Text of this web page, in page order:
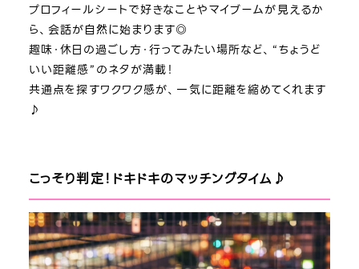
プロフィールシートで好きなことやマイブームが見えるか
ら、会話が自然に始まります◎
趣味・休日の過ごし方・行ってみたい場所など、“ちょうど
いい距離感”のネタが満載！
共通点を探すワクワク感が、一気に距離を縮めてくれます
♪
こっそり判定！ドキドキのマッチングタイム♪